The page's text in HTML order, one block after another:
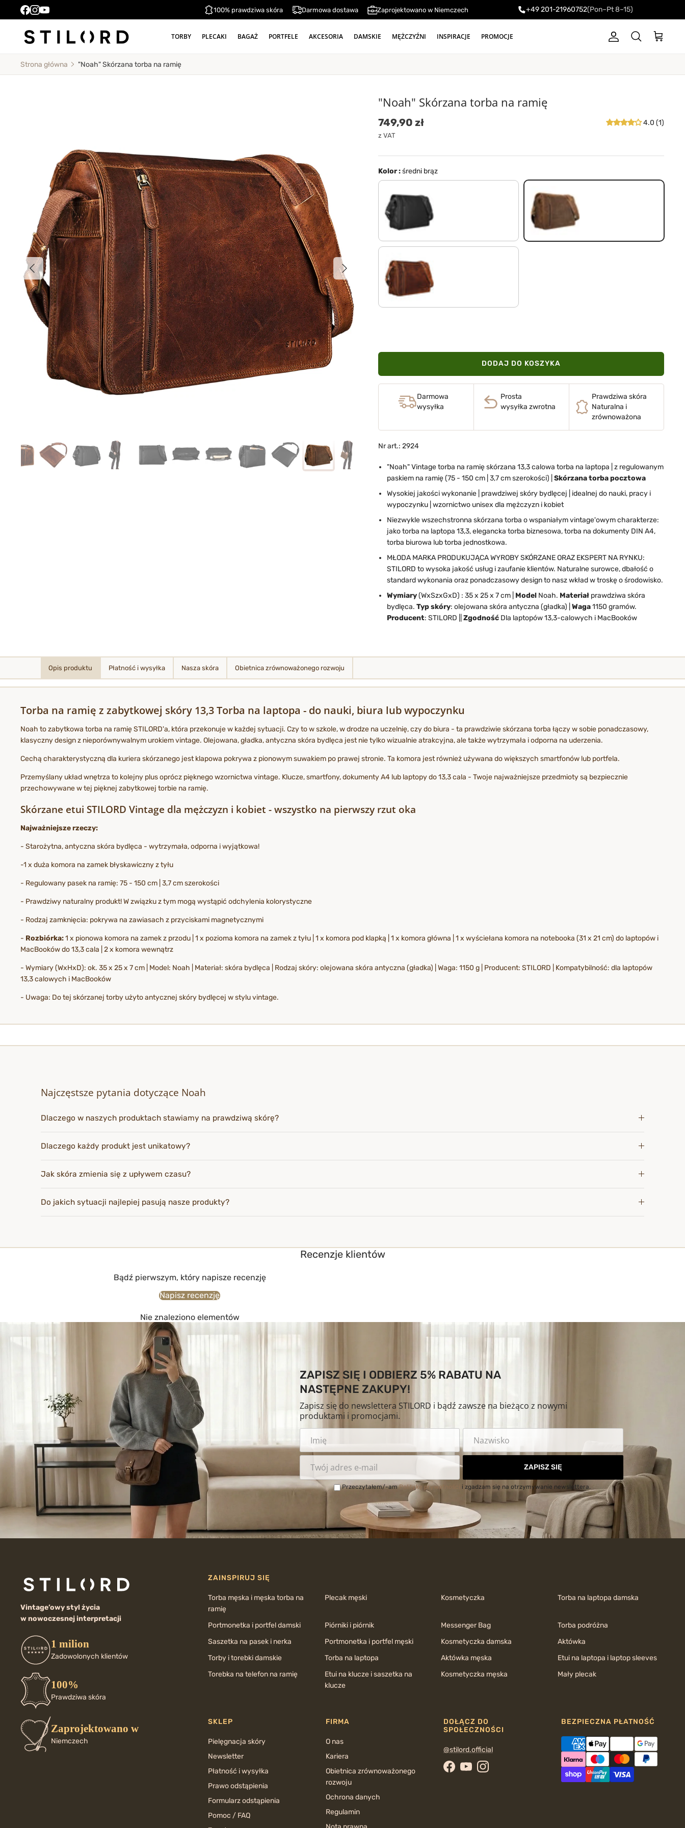
100% prawdziwa skóra Darmowa dostawa Zaprojektowano w Niemczech +49 201-21960752(Pon–Pt 8–15)
TORBY PLECAKI BAGAŻ PORTFELE AKCESORIA DAMSKIE MĘŻCZYŹNI INSPIRACJE PROMOCJE KontoSzukaj Koszyk
Strona główna "Noah" Skórzana torba na ramię
Poprzednia Następna
"Noah" Skórzana torba na ramię
Cena standardowa
749,90 zł
z VAT
4.0 (1)
Kolor :średni brąz
czarny średni brąz
kara - koniak
DODAJ DO KOSZYKA
Darmowa
wysyłka
Prosta
wysyłka zwrotna
Prawdziwa skóra
Naturalna i
zrównoważona
Nr art.: 2924
"Noah" Vintage torba na ramię skórzana 13,3 calowa torba na laptopa | z regulowanym
paskiem na ramię (75 - 150 cm | 3,7 cm szerokości) | Skórzana torba pocztowa
Wysokiej jakości wykonanie | prawdziwej skóry bydlęcej | idealnej do nauki, pracy i
wypoczynku | wzornictwo unisex dla mężczyzn i kobiet
Niezwykle wszechstronna skórzana torba o wspaniałym vintage'owym charakterze:
jako torba na laptopa 13,3, elegancka torba biznesowa, torba na dokumenty DIN A4,
torba biurowa lub torba jednostkowa.
MŁODA MARKA PRODUKUJĄCA WYROBY SKÓRZANE ORAZ EKSPERT NA RYNKU:
STILORD to wysoka jakość usług i zaufanie klientów. Naturalne surowce, dbałość o
standard wykonania oraz ponadczasowy design to nasz wkład w troskę o środowisko.
Wymiary(WxSzxGxD) : 35 x 25 x 7 cm | ModelNoah. Materiałprawdziwa skóra
bydlęca. Typ skóry: olejowana skóra antyczna (gładka) | Waga1150 gramów.
Producent: STILORD || ZgodnośćDla laptopów 13,3-calowych i MacBooków
Opis produktu Płatność i wysyłka Nasza skóra Obietnica zrównoważonego rozwoju
Torba na ramię z zabytkowej skóry 13,3 Torba na laptopa - do nauki, biura lub wypoczynku
Noah to zabytkowa torba na ramię STILORD'a, która przekonuje w każdej sytuacji. Czy to w szkole, w drodze na uczelnię, czy do biura - ta prawdziwie skórzana torba łączy w sobie ponadczasowy,
klasyczny design z nieporównywalnym urokiem vintage. Olejowana, gładka, antyczna skóra bydlęca jest nie tylko wizualnie atrakcyjna, ale także wytrzymała i odporna na uderzenia.
Cechą charakterystyczną dla kuriera skórzanego jest klapowa pokrywa z pionowym suwakiem po prawej stronie. Ta komora jest również używana do większych smartfonów lub portfela.
Przemyślany układ wnętrza to kolejny plus oprócz pięknego wzornictwa vintage. Klucze, smartfony, dokumenty A4 lub laptopy do 13,3 cala - Twoje najważniejsze przedmioty są bezpiecznie
przechowywane w tej pięknej zabytkowej torbie na ramię.
Skórzane etui STILORD Vintage dla mężczyzn i kobiet - wszystko na pierwszy rzut oka
Najważniejsze rzeczy:
- Starożytna, antyczna skóra bydlęca - wytrzymała, odporna i wyjątkowa!
-1 x duża komora na zamek błyskawiczny z tyłu
- Regulowany pasek na ramię: 75 - 150 cm | 3,7 cm szerokości
- Prawdziwy naturalny produkt! W związku z tym mogą wystąpić odchylenia kolorystyczne
- Rodzaj zamknięcia: pokrywa na zawiasach z przyciskami magnetycznymi
- Rozbiórka:1 x pionowa komora na zamek z przodu | 1 x pozioma komora na zamek z tyłu | 1 x komora pod klapką | 1 x komora główna | 1 x wyściełana komora na notebooka (31 x 21 cm) do laptopów i
MacBooków do 13,3 cala | 2 x komora wewnątrz
- Wymiary (WxHxD): ok. 35 x 25 x 7 cm | Model: Noah | Materiał: skóra bydlęca | Rodzaj skóry: olejowana skóra antyczna (gładka) | Waga: 1150 g | Producent: STILORD | Kompatybilność: dla laptopów
13,3 calowych i MacBooków
- Uwaga: Do tej skórzanej torby użyto antycznej skóry bydlęcej w stylu vintage.
Najczęstsze pytania dotyczące Noah
Dlaczego w naszych produktach stawiamy na prawdziwą skórę?
Dlaczego każdy produkt jest unikatowy?
Jak skóra zmienia się z upływem czasu?
Do jakich sytuacji najlepiej pasują nasze produkty?
Recenzje klientów
Bądź pierwszym, który napisze recenzję
Napisz recenzję
Nie znaleziono elementów
ZAPISZ SIĘ I ODBIERZ 5% RABATU NA
NASTĘPNE ZAKUPY!
Zapisz się do newslettera STILORD i bądź zawsze na bieżąco z nowymi
produktami i promocjami.
ZAPISZ SIĘ
Przeczytałem/-amPolitykę prywatności i zgadzam się na otrzymywanie newslettera.
Vintage’owy styl życia
w nowoczesnej interpretacji
1 milion
Zadowolonych klientów
100%
Prawdziwa skóra
Zaprojektowano w
Niemczech
ZAINSPIRUJ SIĘ
Torba męska i męska torba na
ramię
Plecak męski Kosmetyczka Torba na laptopa damska
Portmonetka i portfel damski Piórniki i piórnik Messenger Bag
Torba podróżna
Saszetka na pasek i nerka
Portmonetka i portfel męski Kosmetyczka damska
Aktówka
Torby i torebki damskie
Torba na laptopa Aktówka męska
Etui na laptopa i laptop sleeves
Torebka na telefon na ramię
Etui na klucze i saszetka na
klucze
Kosmetyczka męska Mały plecak
SKLEP
Pielęgnacja skóry
Newsletter
Płatność i wysyłka
Prawo odstąpienia
Formularz odstąpienia
Pomoc / FAQ
FIRMA
O nas
Kariera
Obietnica zrównoważonego
rozwoju
Ochrona danych
Regulamin
DOŁĄCZ DO
SPOŁECZNOŚCI
@stilord.official
Facebook
YouTubeInstagram
BEZPIECZNA PŁATNOŚĆ